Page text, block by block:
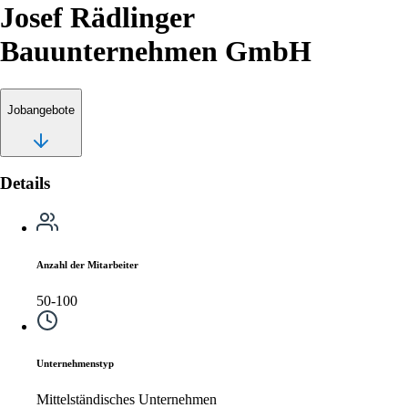
Josef Rädlinger
Bauunternehmen GmbH
Jobangebote
Details
Anzahl der Mitarbeiter
50-100
Unternehmenstyp
Mittelständisches Unternehmen